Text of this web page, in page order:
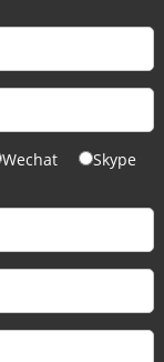
Wechat
Skype